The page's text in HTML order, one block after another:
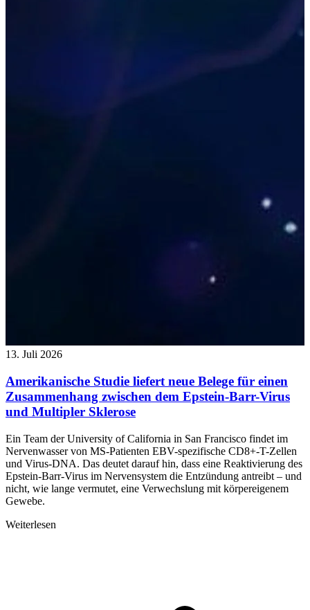
13. Juli 2026
Amerikanische Studie liefert neue Belege für einen
Zusammenhang zwischen dem Epstein-Barr-Virus
und Multipler Sklerose
Ein Team der University of California in San Francisco findet im
Nervenwasser von MS-Patienten EBV-spezifische CD8+-T-Zellen
und Virus-DNA. Das deutet darauf hin, dass eine Reaktivierung des
Epstein-Barr-Virus im Nervensystem die Entzündung antreibt – und
nicht, wie lange vermutet, eine Verwechslung mit körpereigenem
Gewebe.
Weiterlesen